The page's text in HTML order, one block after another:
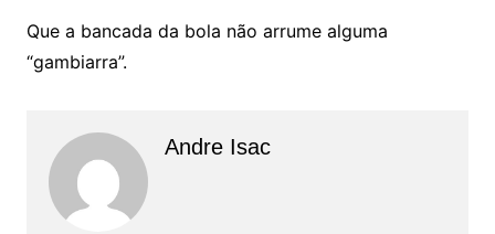
Que a bancada da bola não arrume alguma
“gambiarra”.
Andre Isac